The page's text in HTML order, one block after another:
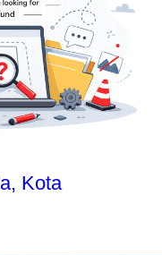
Kota